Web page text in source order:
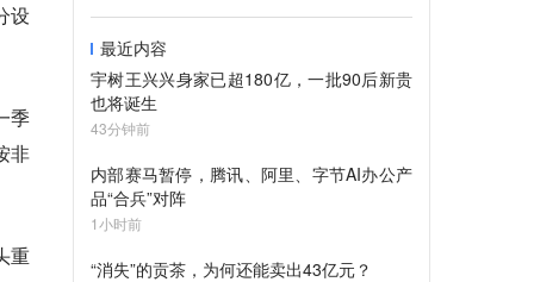
设
季
非
重
最近内容
宇树王兴兴身家已超180亿，一批90后新贵
也将诞生
43分钟前
内部赛马暂停，腾讯、阿里、字节AI办公产
品“合兵”对阵
1小时前
“消失”的贡茶，为何还能卖出43亿元？